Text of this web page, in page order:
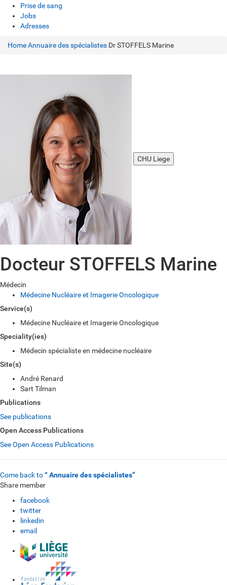
Prise de sang
Jobs
Adresses
HomeAnnuaire des spécialistes Dr STOFFELS Marine
CHU Liege
Docteur STOFFELS Marine
Médecin
Médecine Nucléaire et Imagerie Oncologique
Service(s)
Médecine Nucléaire et Imagerie Oncologique
Speciality(ies)
Médecin spécialiste en médecine nucléaire
Site(s)
André Renard
Sart Tilman
Publications
See publications
Open Access Publications
See Open Access Publications
Come back to“ Annuaire des spécialistes”
Share member
facebook
twitter
linkedin
email